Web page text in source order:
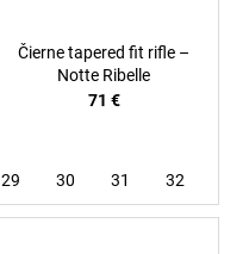
Čierne tapered fit rifle –
Notte Ribelle
71 €
29 30 31 32